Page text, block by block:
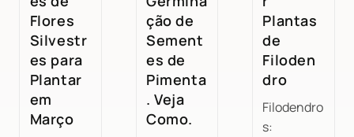
Flores
Silvestr
es para
Plantar
em
Março
ção de
Sement
es de
Pimenta
. Veja
Como.
Plantas
de
Filoden
dro
Filodendro
s: